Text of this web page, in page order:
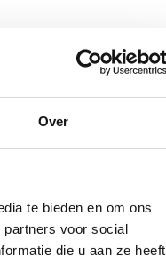
Over
te bieden en om ons
partners voor social
die u aan ze heeft
of stel uw vraag